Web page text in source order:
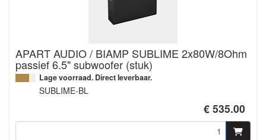
APART AUDIO / BIAMP SUBLIME 2x80W/8Ohm
passief 6.5" subwoofer (stuk)
Lage voorraad. Direct leverbaar.
SUBLIME-BL
€ 535.00